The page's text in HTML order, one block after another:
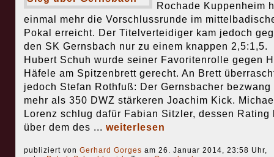
Rochade Kuppenheim
einmal mehr die Vorschlussrunde im
Pokal erreicht. Der Titelverteidiger kam jedoch
den SK Gernsbach nur zu einem knappen 2,5:1,5.
Hubert Schuh wurde seiner Favoritenrolle gegen
Häfele am Spitzenbrett gerecht. An Brett
jedoch Stefan Rothfuß: Der Gernsbacher bezwang
mehr als 350 DWZ stärkeren Joachim Kick.
Lorenz schlug dafür Fabian Sitzler, dessen Rating
über dem des ... weiterlesen
publiziert von Gerhard Gorges am 26. Januar 2014, 23:58 Uhr,